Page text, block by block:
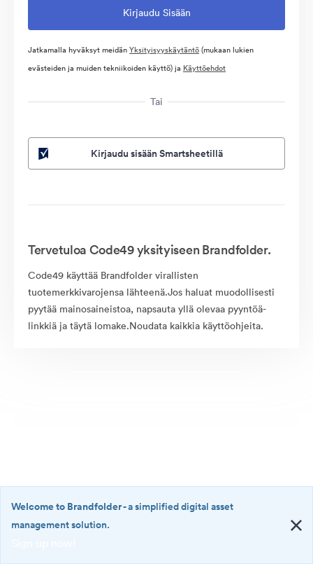
Jatkamalla hyväksyt meidänYksityisyyskäytäntö(mukaan lukien
evästeiden ja muiden tekniikoiden käyttö) ja Käyttöehdot
Tai
Kirjaudu sisään Smartsheetillä
Tervetuloa Code49 yksityiseen Brandfolder.
Code49 käyttää Brandfolder virallisten
tuotemerkkivarojensa lähteenä.Jos haluat muodollisesti
pyytää mainosaineistoa, napsauta yllä olevaa pyyntöä-
linkkiä ja täytä lomake.Noudata kaikkia käyttöohjeita.
·
Welcome to Brandfolder- a simplified digital asset
management solution.